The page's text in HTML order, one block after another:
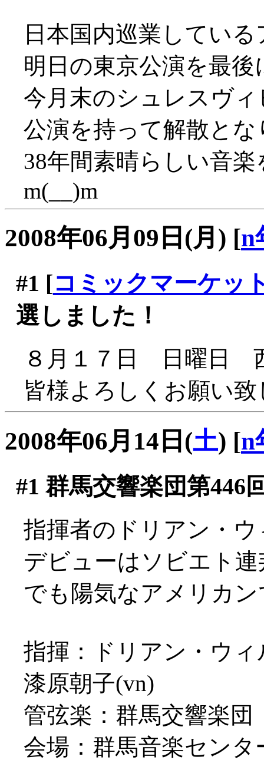
日本国内巡業してい
明日の東京公演を最後
今月末のシュレスヴ
公演を持って解散とな
38年間素晴らしい音
m(__)m
2008年06月09日(月) [n
#1 [コミックマーケッ
選しました！
８月１７日 日曜日
皆様よろしくお願い
2008年06月14日(土) [n
#1 群馬交響楽団第446
指揮者のドリアン・
デビューはソビエト
でも陽気なアメリカ
指揮：ドリアン・ウィ
漆原朝子(vn)
管弦楽：群馬交響楽団
会場：群馬音楽センタ